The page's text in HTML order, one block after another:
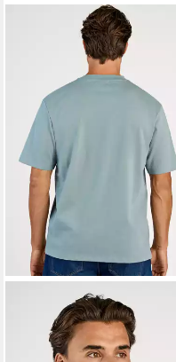
Kurzarmshirt mit Lindbergh-
Pressung
ab 16,35 € UVP39,95 €